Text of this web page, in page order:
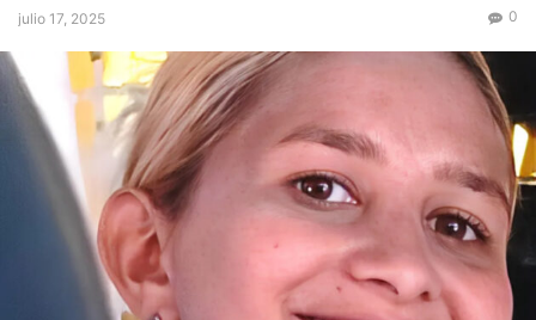
julio 17, 2025 0